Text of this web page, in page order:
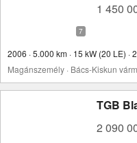
1 450
2006 · 5.000 km · 15 kW (20 LE) ·
Magánszemély · Bács-Kiskun
TGB
2 090